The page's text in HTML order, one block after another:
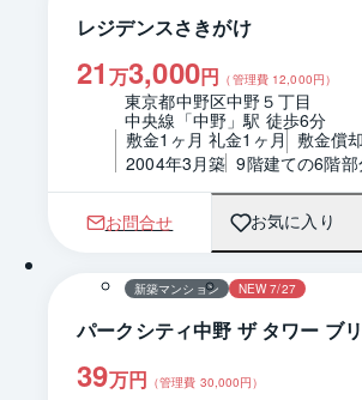
レジデンスさきがけ
21 万3,000円 （管理費 12,000円）
東京都中野区中野５丁目
中央線「中野」駅 徒歩6分
敷金1ヶ月 礼金1ヶ月 敷金償
2004年3月築 9階建ての6階部
お問合せ お気に入り
1 / 0
新築マンション NEW 7/27
パークシティ中野 ザ タワー ブ
39万円 （管理費 30,000円）